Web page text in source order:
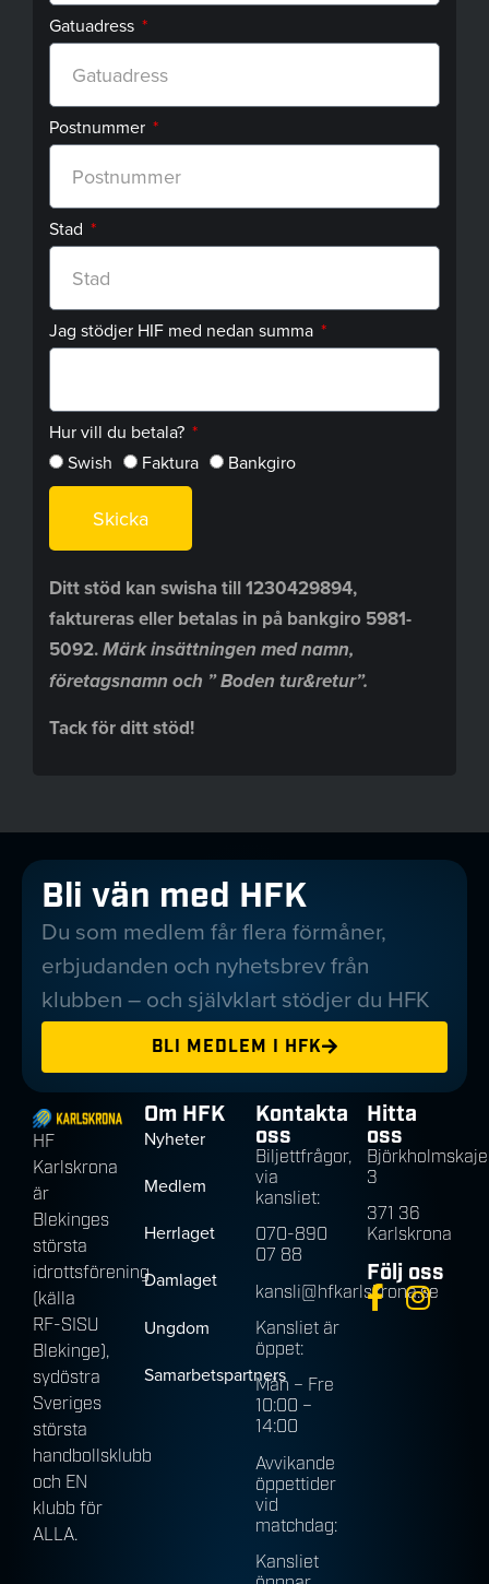
Gatuadress
Postnummer
Stad
Jag stödjer HIF med nedan summa
Hur vill du betala?
Swish
Faktura Bankgiro
Skicka
Ditt stöd kan swisha till 1230429894,
faktureras eller betalas in på bankgiro 5981-
5092.Märk insättningen med namn,
företagsnamn och ” Boden tur&retur”.
Tack för ditt stöd!
Bli vän med HFK
Du som medlem får flera förmåner,
erbjudanden och nyhetsbrev från
klubben – och självklart stödjer du HFK
BLI MEDLEM I HFK
HF
Karlskrona
är
Blekinges
största
idrottsförening
(källa
RF-SISU
Blekinge),
sydöstra
Sveriges
största
handbollsklubb
och EN
klubb för
ALLA.
Om HFK
Nyheter
Medlem
Herrlaget
Damlaget
Ungdom
Samarbetspartners
Kontakta
oss
Biljettfrågor,
via
kansliet:
070-890
07 88
kansli@hfkarlskrona.se
Kansliet är
öppet:
Mån – Fre
10:00 –
14:00
Avvikande
öppettider
vid
matchdag:
Kansliet
Hitta
oss
3
371 36
Karlskrona
Följ oss